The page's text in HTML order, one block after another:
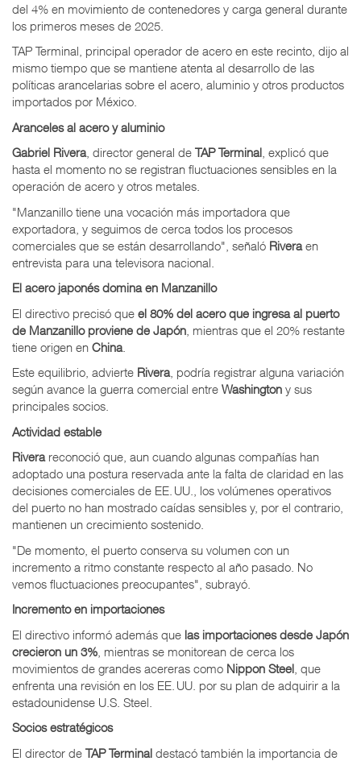
del 4% en movimiento de contenedores y carga general durante
los primeros meses de 2025.
TAP Terminal, principal operador de acero en este recinto, dijo al
mismo tiempo que se mantiene atenta al desarrollo de las
políticas arancelarias sobre el acero, aluminio y otros productos
importados por México.
Aranceles al acero y aluminio
Gabriel Rivera, director general de TAP Terminal , explicó que
hasta el momento no se registran fluctuaciones sensibles en la
operación de acero y otros metales.
"Manzanillo tiene una vocación más importadora que
exportadora, y seguimos de cerca todos los procesos
comerciales que se están desarrollando", señaló Riveraen
entrevista para una televisora nacional.
El acero japonés domina en Manzanillo
El directivo precisó que el 80% del acero que ingresa al puerto
de Manzanillo proviene de Japón , mientras que el 20% restante
tiene origen en China.
Este equilibrio, advierte Rivera, podría registrar alguna variación
según avance la guerra comercial entre Washington y sus
principales socios.
Actividad estable
Rivera reconoció que, aun cuando algunas compañías han
adoptado una postura reservada ante la falta de claridad en las
decisiones comerciales de EE. UU., los volúmenes operativos
del puerto no han mostrado caídas sensibles y, por el contrario,
mantienen un crecimiento sostenido.
"De momento, el puerto conserva su volumen con un
incremento a ritmo constante respecto al año pasado. No
vemos fluctuaciones preocupantes", subrayó.
Incremento en importaciones
El directivo informó además que las importaciones desde Japón
crecieron un 3% , mientras se monitorean de cerca los
movimientos de grandes acereras como Nippon Steel , que
enfrenta una revisión en los EE. UU. por su plan de adquirir a la
estadounidense U.S. Steel.
Socios estratégicos
El director de TAP Terminal destacó también la importancia de